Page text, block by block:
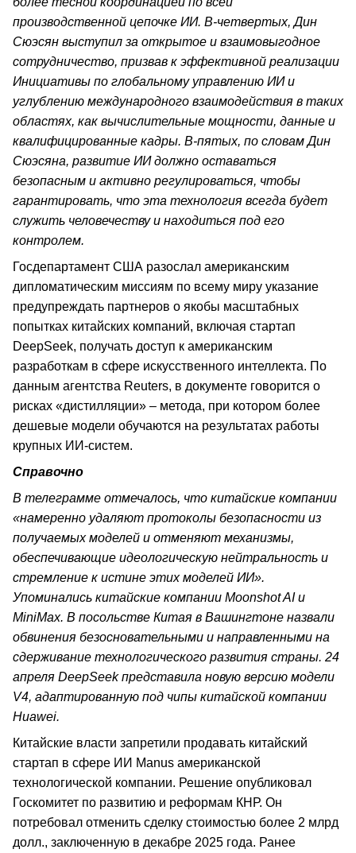
производственной цепочке ИИ. В-четвертых, Дин
Сюэсян выступил за открытое и взаимовыгодное
сотрудничество, призвав к эффективной реализации
Инициативы по глобальному управлению ИИ и
углублению международного взаимодействия в таких
областях, как вычислительные мощности, данные и
квалифицированные кадры. В-пятых, по словам Дин
Сюэсяна, развитие ИИ должно оставаться
безопасным и активно регулироваться, чтобы
гарантировать, что эта технология всегда будет
служить человечеству и находиться под его
контролем.
Госдепартамент США разослал американским
дипломатическим миссиям по всему миру указание
предупреждать партнеров о якобы масштабных
попытках китайских компаний, включая стартап
DeepSeek, получать доступ к американским
разработкам в сфере искусственного интеллекта. По
данным агентства Reuters, в документе говорится о
рисках «дистилляции» – метода, при котором более
дешевые модели обучаются на результатах работы
крупных ИИ-систем.
Справочно
В телеграмме отмечалось, что китайские компании
«намеренно удаляют протоколы безопасности из
получаемых моделей и отменяют механизмы,
обеспечивающие идеологическую нейтральность и
стремление к истине этих моделей ИИ».
Упоминались китайские компании Moonshot AI и
MiniMax. В посольстве Китая в Вашингтоне назвали
обвинения безосновательными и направленными на
сдерживание технологического развития страны. 24
апреля DeepSeek представила новую версию модели
V4, адаптированную под чипы китайской компании
Huawei.
Китайские власти запретили продавать китайский
стартап в сфере ИИ Manus американской
технологической компании. Решение опубликовал
Госкомитет по развитию и реформам КНР. Он
потребовал отменить сделку стоимостью более 2 млрд
долл., заключенную в декабре 2025 года. Ранее